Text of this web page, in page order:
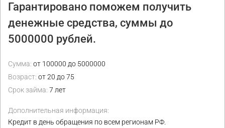
Гарантировано поможем получить
денежные средства, суммы до
5000000 рублей.
Сумма: от 100000 до 5000000
Возраст: от 20 до 75
Срок займа: 7 лет
Дополнительная информация:
Кредит в день обращения по всем регионам РФ.